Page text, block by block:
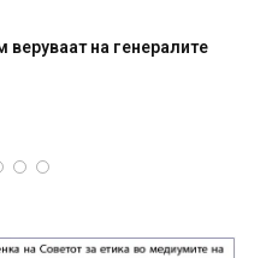
на генералите